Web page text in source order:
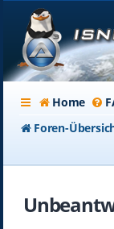
Home
Foren-